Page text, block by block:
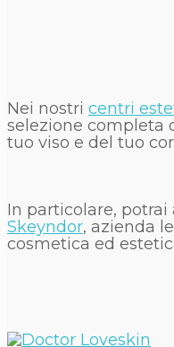
Nei nostri centri
selezione completa
tuo viso e del tuo
In particolare,
Skeyndor, azienda
cosmetica ed